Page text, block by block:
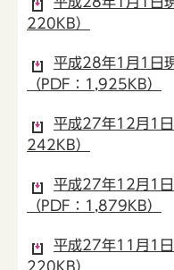
220KB）
平成28年1月1日
（PDF：1,925KB）
平成27年12月1
242KB）
平成27年12月1
（PDF：1,879KB）
平成27年11月1
220KB）